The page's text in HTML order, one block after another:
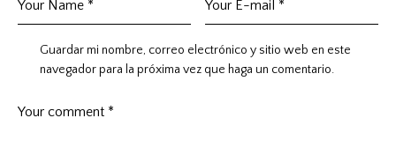
Guardar mi nombre, correo electrónico y sitio web en este
navegador para la próxima vez que haga un comentario.